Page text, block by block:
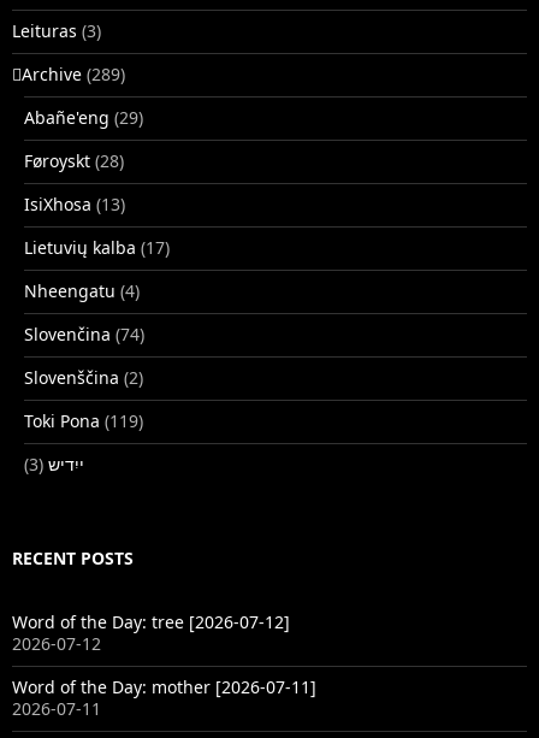
Leituras (3)
􏿽Archive (289)
Abañe'eng (29)
Føroyskt (28)
IsiXhosa (13)
Lietuvių kalba (17)
Nheengatu (4)
Slovenčina (74)
Slovenščina (2)
Toki Pona (119)
ייִדיש (3)
RECENT POSTS
Word of the Day: tree [2026-07-12]
2026-07-12
Word of the Day: mother [2026-07-11]
2026-07-11